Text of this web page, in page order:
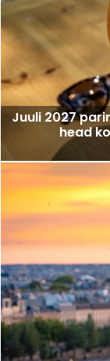
Juuli 2027
head